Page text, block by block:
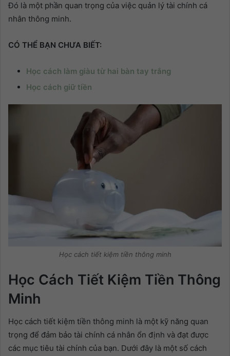
Đó là một phần quan trọng của việc quản lý tài chính cá
nhân thông minh.
CÓ THỂ BẠN CHƯA BIẾT:
Học cách làm giàu từ hai bàn tay trắng
Học cách giữ tiền
Học cách tiết kiệm tiền thông minh
Học Cách Tiết Kiệm Tiền Thông
Minh
Học cách tiết kiệm tiền thông minh là một kỹ năng quan
trọng để đảm bảo tài chính cá nhân ổn định và đạt được
các mục tiêu tài chính của bạn. Dưới đây là một số cách